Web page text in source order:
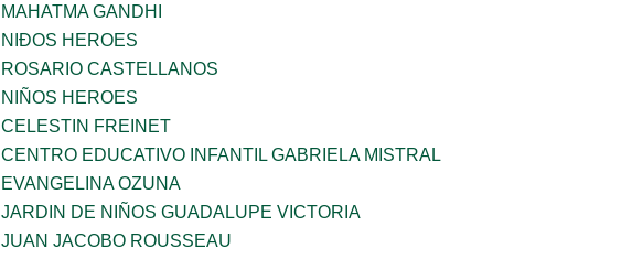
MAHATMA GANDHI
NIÐOS HEROES
ROSARIO CASTELLANOS
NIÑOS HEROES
CELESTIN FREINET
CENTRO EDUCATIVO INFANTIL GABRIELA MISTRAL
EVANGELINA OZUNA
JARDIN DE NIÑOS GUADALUPE VICTORIA
JUAN JACOBO ROUSSEAU